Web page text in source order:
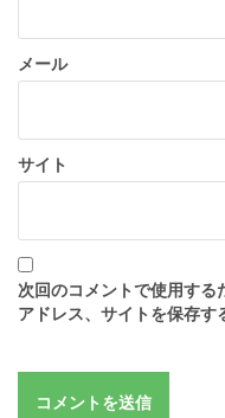
メール
サイト
次回のコメントで使用す
アドレス、サイトを保存す